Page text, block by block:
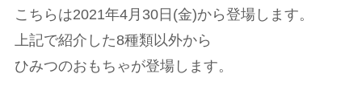
こちらは2021年4月30日(金)から登場します。
上記で紹介した8種類以外から
ひみつのおもちゃが登場します。